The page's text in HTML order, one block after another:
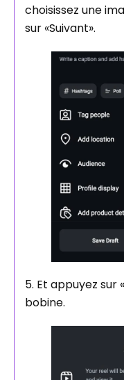
choisissez une
sur «Suivant».
5. Et appuyez
bobine.